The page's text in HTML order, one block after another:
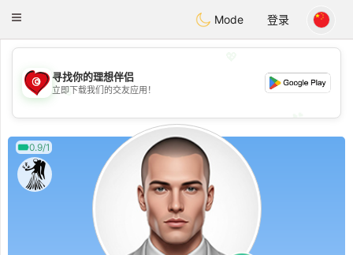
Tunisia Dating
Toggle
Mode 登录
💖
💕
寻找你的理想伴侣
立即下载我们的交友应用！
0.9/1